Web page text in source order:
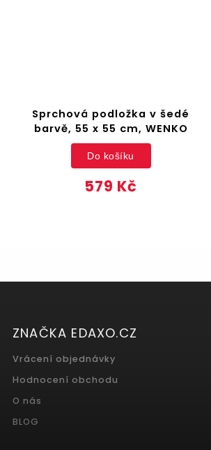
Sprchová podložka v šedé
barvě, 55 x 55 cm, WENKO
579 Kč
Do košíku
ZNAČKA EDAXO.CZ
Vrácení objednávky
Hodnocení obchodu
O nás
BLOG